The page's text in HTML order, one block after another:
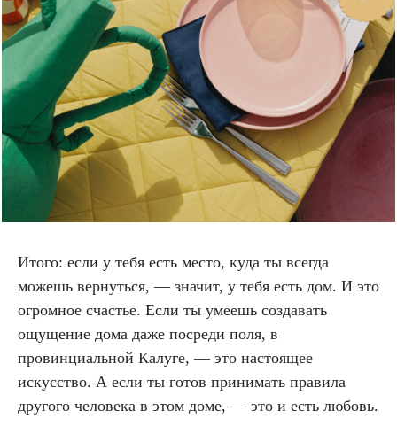
Итого: если у тебя есть место, куда ты всегда
можешь вернуться, — значит, у тебя есть дом. И это
огромное счастье. Если ты умеешь создавать
ощущение дома даже посреди поля, в
провинциальной Калуге, — это настоящее
искусство. А если ты готов принимать правила
другого человека в этом доме, — это и есть любовь.